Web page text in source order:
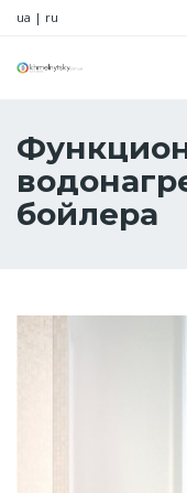
ua | ru
бойлера